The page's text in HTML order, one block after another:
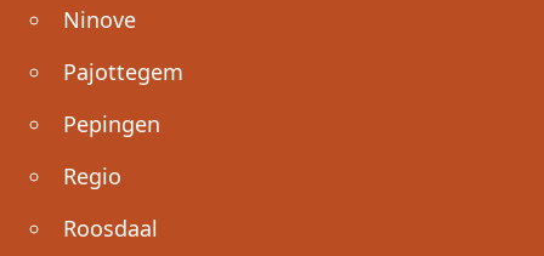
Ninove
Pajottegem
Pepingen
Regio
Roosdaal